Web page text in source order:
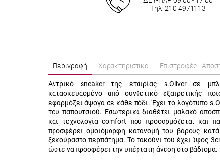
Τηλ: 210 4971113
Περιγραφή Χαρακτηριστικά Επιστροφές -
Αντρικό sneaker της εταιρίας s.Oliver σε
κατασκευασμένο από συνθετικό εξαιρετικής
εφαρμόζει άψογα σε κάθε πόδι. Έχει το λογότυπο
του παπουτσιού. Εσωτερικά διαθέτει μαλακό
και τεχνολογία comfort που προσαρμόζεται και
προσφέρει ομοιόμορφη κατανομή του βάρους
ξεκούραστο περπάτημα. Το τακούνι του έχει ύψος
ώστε να προσφέρει την υπέρτατη άνεση στο βάδισμα.